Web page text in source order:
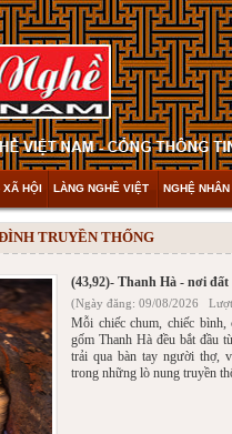
XÃ HỘI LÀNG NGHỀ VIỆT NGHỆ
TRUYỀN THỐNG
(43,92)- Thanh Hà - nơi đất
(Ngày đăng: 09/08/2026
Mỗi chiếc chum, chiếc
gốm Thanh Hà đều bắt đầu
trải qua bàn tay người thợ,
trong những lò nung truyền